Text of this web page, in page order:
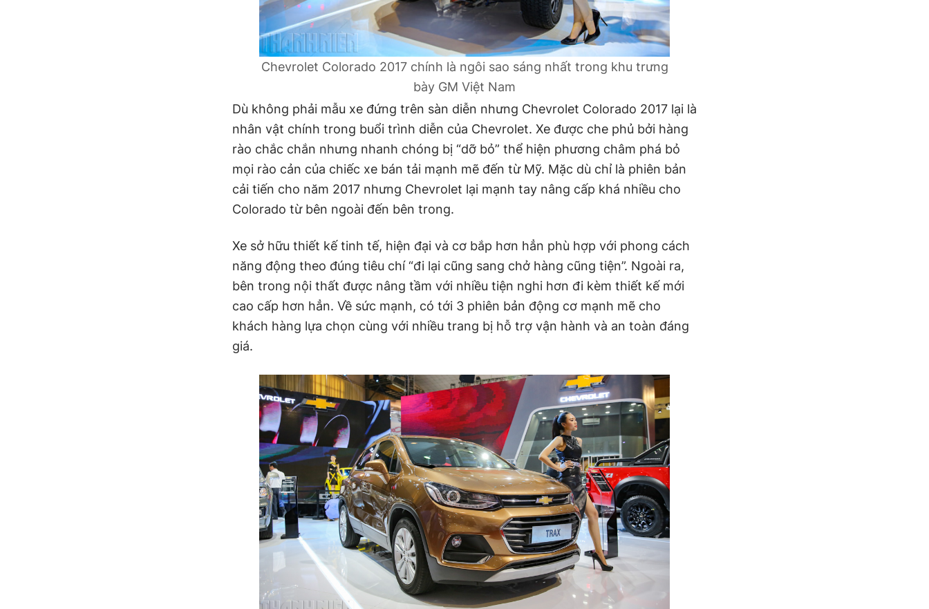
Chevrolet Colorado 2017 chính là ngôi sao sáng nhất trong khu trưng
bày GM Việt Nam
Dù không phải mẫu xe đứng trên sàn diễn nhưng Chevrolet Colorado 2017 lại là
nhân vật chính trong buổi trình diễn của Chevrolet. Xe được che phủ bởi hàng
rào chắc chắn nhưng nhanh chóng bị “dỡ bỏ” thể hiện phương châm phá bỏ
mọi rào cản của chiếc xe bán tải mạnh mẽ đến từ Mỹ. Mặc dù chỉ là phiên bản
cải tiến cho năm 2017 nhưng Chevrolet lại mạnh tay nâng cấp khá nhiều cho
Colorado từ bên ngoài đến bên trong.
Xe sở hữu thiết kế tinh tế, hiện đại và cơ bắp hơn hẳn phù hợp với phong cách
năng động theo đúng tiêu chí “đi lại cũng sang chở hàng cũng tiện”. Ngoài ra,
bên trong nội thất được nâng tầm với nhiều tiện nghi hơn đi kèm thiết kế mới
cao cấp hơn hẳn. Về sức mạnh, có tới 3 phiên bản động cơ mạnh mẽ cho
khách hàng lựa chọn cùng với nhiều trang bị hỗ trợ vận hành và an toàn đáng
giá.